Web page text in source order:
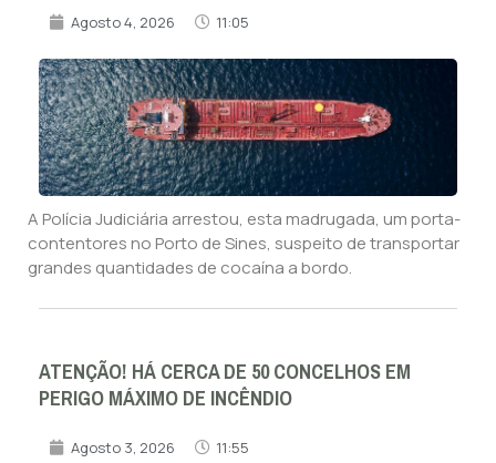
Agosto 4, 2026 11:05
A Polícia Judiciária arrestou, esta madrugada, um porta-
contentores no Porto de Sines, suspeito de transportar
grandes quantidades de cocaína a bordo.
ATENÇÃO! HÁ CERCA DE 50 CONCELHOS EM
PERIGO MÁXIMO DE INCÊNDIO
Agosto 3, 2026 11:55